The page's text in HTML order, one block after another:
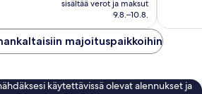
398 €
sisältää verot ja maksut
9.8.–10.8.
majoituspaikkoihin
käytettävissä olevat alennukset ja